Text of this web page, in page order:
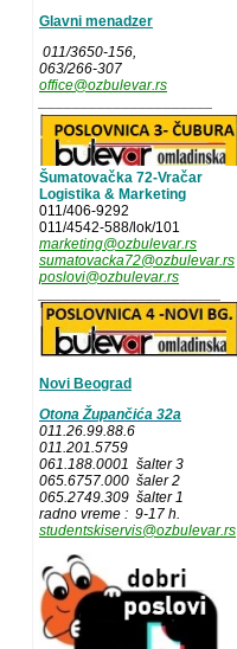
Glavni menadzer
011/3650-156,
063/266-307
office@ozbulevar.rs
Šumatovačka 72-Vračar
Logistika & Marketing
011/406-9292
011/4542-588/lok/101
marketing@ozbulevar.rs
sumatovacka72@ozbulevar.rs
poslovi@ozbulevar.rs
Novi Beograd
Otona Župančića 32a
011.26.99.88.6
011.201.5759
061.188.0001 šalter 3
065.6757.000 šaler 2
065.2749.309 šalter 1
radno vreme : 9-17 h.
studentskiservis@ozbulevar.rs